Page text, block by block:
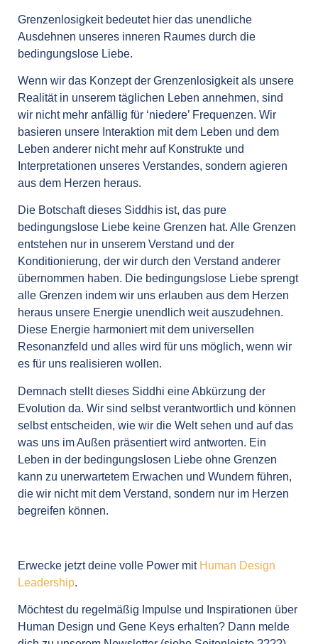
Grenzenlosigkeit bedeutet hier das unendliche
Ausdehnen unseres inneren Raumes durch die
bedingungslose Liebe.
Wenn wir das Konzept der Grenzenlosigkeit als unsere
Realität in unserem täglichen Leben annehmen, sind
wir nicht mehr anfällig für ‘niedere’ Frequenzen. Wir
basieren unsere Interaktion mit dem Leben und dem
Leben anderer nicht mehr auf Konstrukte und
Interpretationen unseres Verstandes, sondern agieren
aus dem Herzen heraus.
Die Botschaft dieses Siddhis ist, das pure
bedingungslose Liebe keine Grenzen hat. Alle Grenzen
entstehen nur in unserem Verstand und der
Konditionierung, der wir durch den Verstand anderer
übernommen haben. Die bedingungslose Liebe sprengt
alle Grenzen indem wir uns erlauben aus dem Herzen
heraus unsere Energie unendlich weit auszudehnen.
Diese Energie harmoniert mit dem universellen
Resonanzfeld und alles wird für uns möglich, wenn wir
es für uns realisieren wollen.
Demnach stellt dieses Siddhi eine Abkürzung der
Evolution da. Wir sind selbst verantwortlich und können
selbst entscheiden, wie wir die Welt sehen und auf das
was uns im Außen präsentiert wird antworten. Ein
Leben in der bedingungslosen Liebe ohne Grenzen
kann zu unerwartetem Erwachen und Wundern führen,
die wir nicht mit dem Verstand, sondern nur im Herzen
begreifen können.
Erwecke jetzt deine volle Power mit Human Design
Leadership.
Möchtest du regelmäßig Impulse und Inspirationen über
Human Design und Gene Keys erhalten? Dann melde